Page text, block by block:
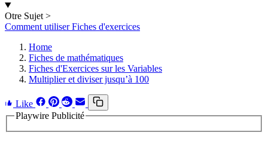
Otre Sujet >
Comment utiliser Fiches d'exercices
Home
Fiches de mathématiques
Fiches d'Exercices sur les Variables
Multiplier et diviser jusqu’à 100
Like
Playwire Publicité